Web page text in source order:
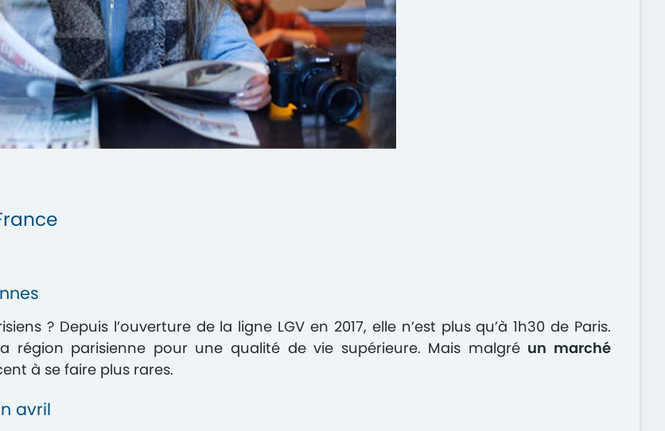
? Depuis l’ouverture de la ligne LGV en 2017, elle n’est plus qu’à 1h30 de Paris.
parisienne pour une qualité de vie supérieure. Mais malgré un marché
à se faire plus rares.
avril